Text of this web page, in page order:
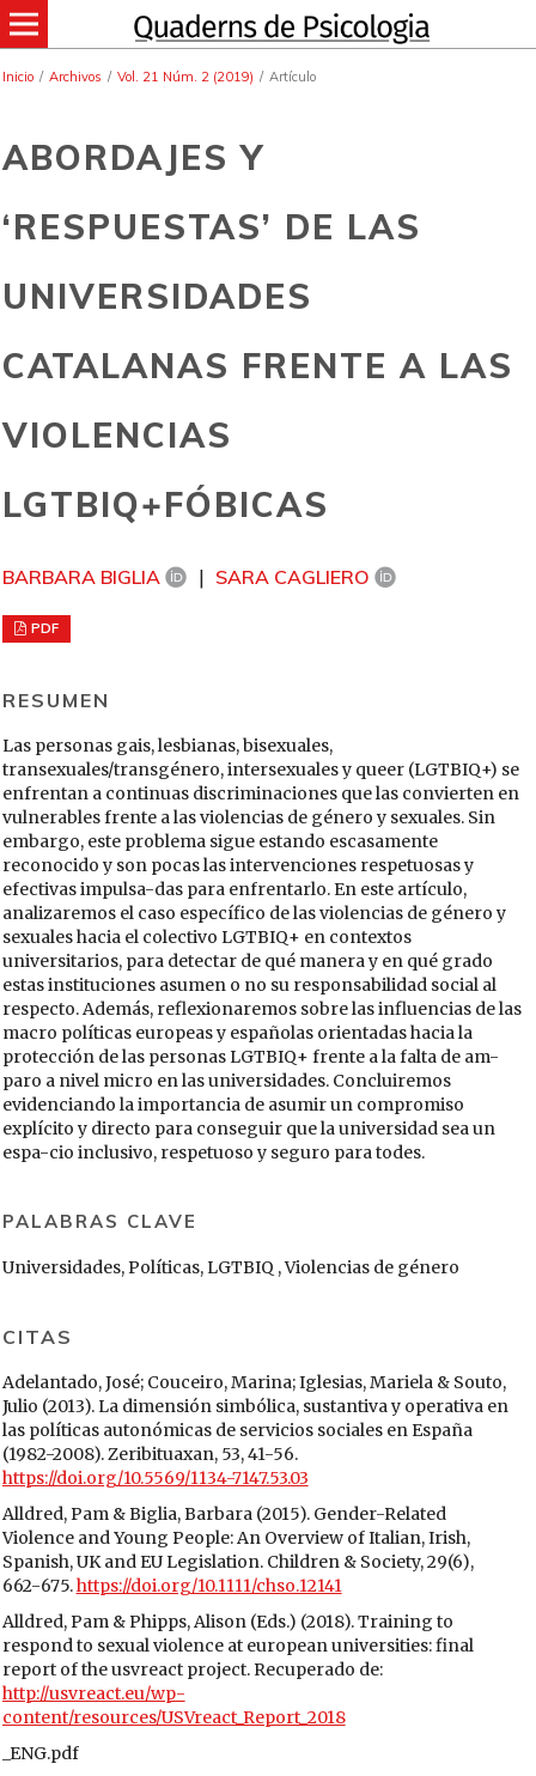
Inicio / Archivos / Vol. 21 Núm. 2 (2019) / Artículo
ABORDAJES Y
‘RESPUESTAS’ DE LAS
UNIVERSIDADES
CATALANAS FRENTE A LAS
VIOLENCIAS
LGTBIQ+FÓBICAS
BARBARA BIGLIA SARA CAGLIERO
PDF
RESUMEN
Las personas gais, lesbianas, bisexuales,
transexuales/transgénero, intersexuales y queer (LGTBIQ+) se
enfrentan a continuas discriminaciones que las convierten en
vulnerables frente a las violencias de género y sexuales. Sin
embargo, este problema sigue estando escasamente
reconocido y son pocas las intervenciones respetuosas y
efectivas impulsa-das para enfrentarlo. En este artículo,
analizaremos el caso específico de las violencias de género y
sexuales hacia el colectivo LGTBIQ+ en contextos
universitarios, para detectar de qué manera y en qué grado
estas instituciones asumen o no su responsabilidad social al
respecto. Además, reflexionaremos sobre las influencias de las
macro políticas europeas y españolas orientadas hacia la
protección de las personas LGTBIQ+ frente a la falta de am-
paro a nivel micro en las universidades. Concluiremos
evidenciando la importancia de asumir un compromiso
explícito y directo para conseguir que la universidad sea un
espa-cio inclusivo, respetuoso y seguro para todes.
PALABRAS CLAVE
Universidades, Políticas, LGTBIQ , Violencias de género
CITAS
Adelantado, José; Couceiro, Marina; Iglesias, Mariela & Souto,
Julio (2013). La dimensión simbólica, sustantiva y operativa en
las políticas autonómicas de servicios sociales en España
(1982-2008). Zeribituaxan, 53, 41-56.
https://doi.org/10.5569/1134-7147.53.03
Alldred, Pam & Biglia, Barbara (2015). Gender-Related
Violence and Young People: An Overview of Italian, Irish,
Spanish, UK and EU Legislation. Children & Society, 29(6),
662-675.https://doi.org/10.1111/chso.12141
Alldred, Pam & Phipps, Alison (Eds.) (2018). Training to
respond to sexual violence at european universities: final
report of the usvreact project. Recuperado de:
http://usvreact.eu/wp-
content/resources/USVreact_Report_2018
_ENG.pdf